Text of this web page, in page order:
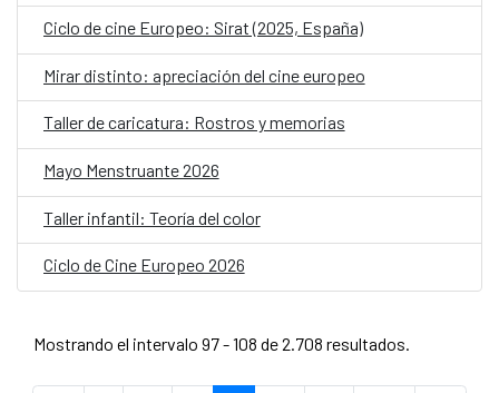
Ciclo de cine Europeo: Sirat (2025, España)
Mirar distinto: apreciación del cine europeo
Taller de caricatura: Rostros y memorias
Mayo Menstruante 2026
Taller infantil: Teoría del color
Ciclo de Cine Europeo 2026
Mostrando el intervalo 97 - 108 de 2.708 resultados.